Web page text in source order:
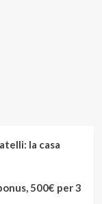
la casa
500€ per 3